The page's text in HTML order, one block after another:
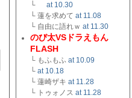
└ at 10.30
└ 蓮を求めて at 11.08
└ 自由に語れｗ at 11.30
のび太VSドラえもん
FLASH
└ もふもふ at 10.09
└ at 10.18
└ 蓮崎ザキ at 11.28
└ トゥォノス at 11.28